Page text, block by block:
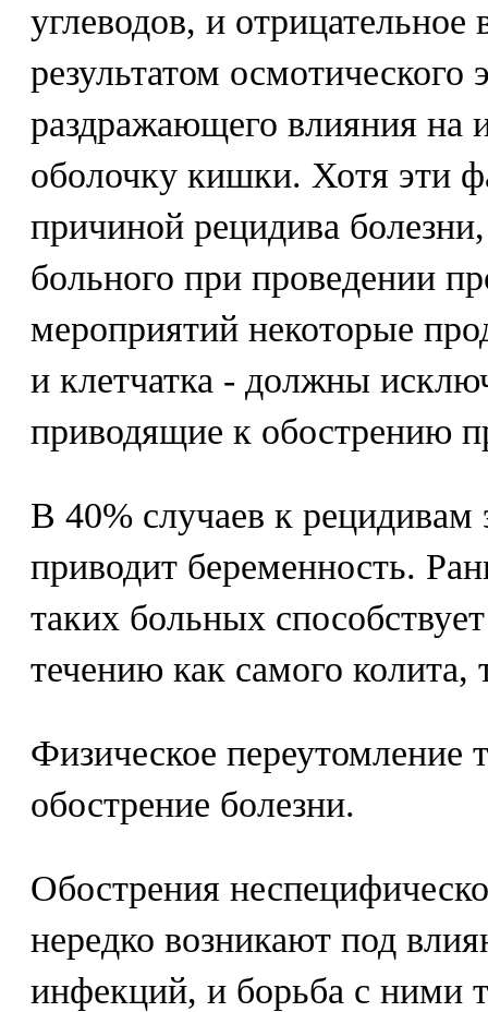
углеводов, и
результатом
раздражающего влияния на
оболочку кишки. Хотя эти
причиной рецидива
больного при проведении
мероприятий некоторые
и клетчатка - должны
приводящие к обострению
В 40% случаев к рецидивам
приводит беременность.
таких больных
течению как самого колита,
Физическое переутомление
обострение болезни.
Обострения
нередко возникают под
инфекций, и борьба с ними